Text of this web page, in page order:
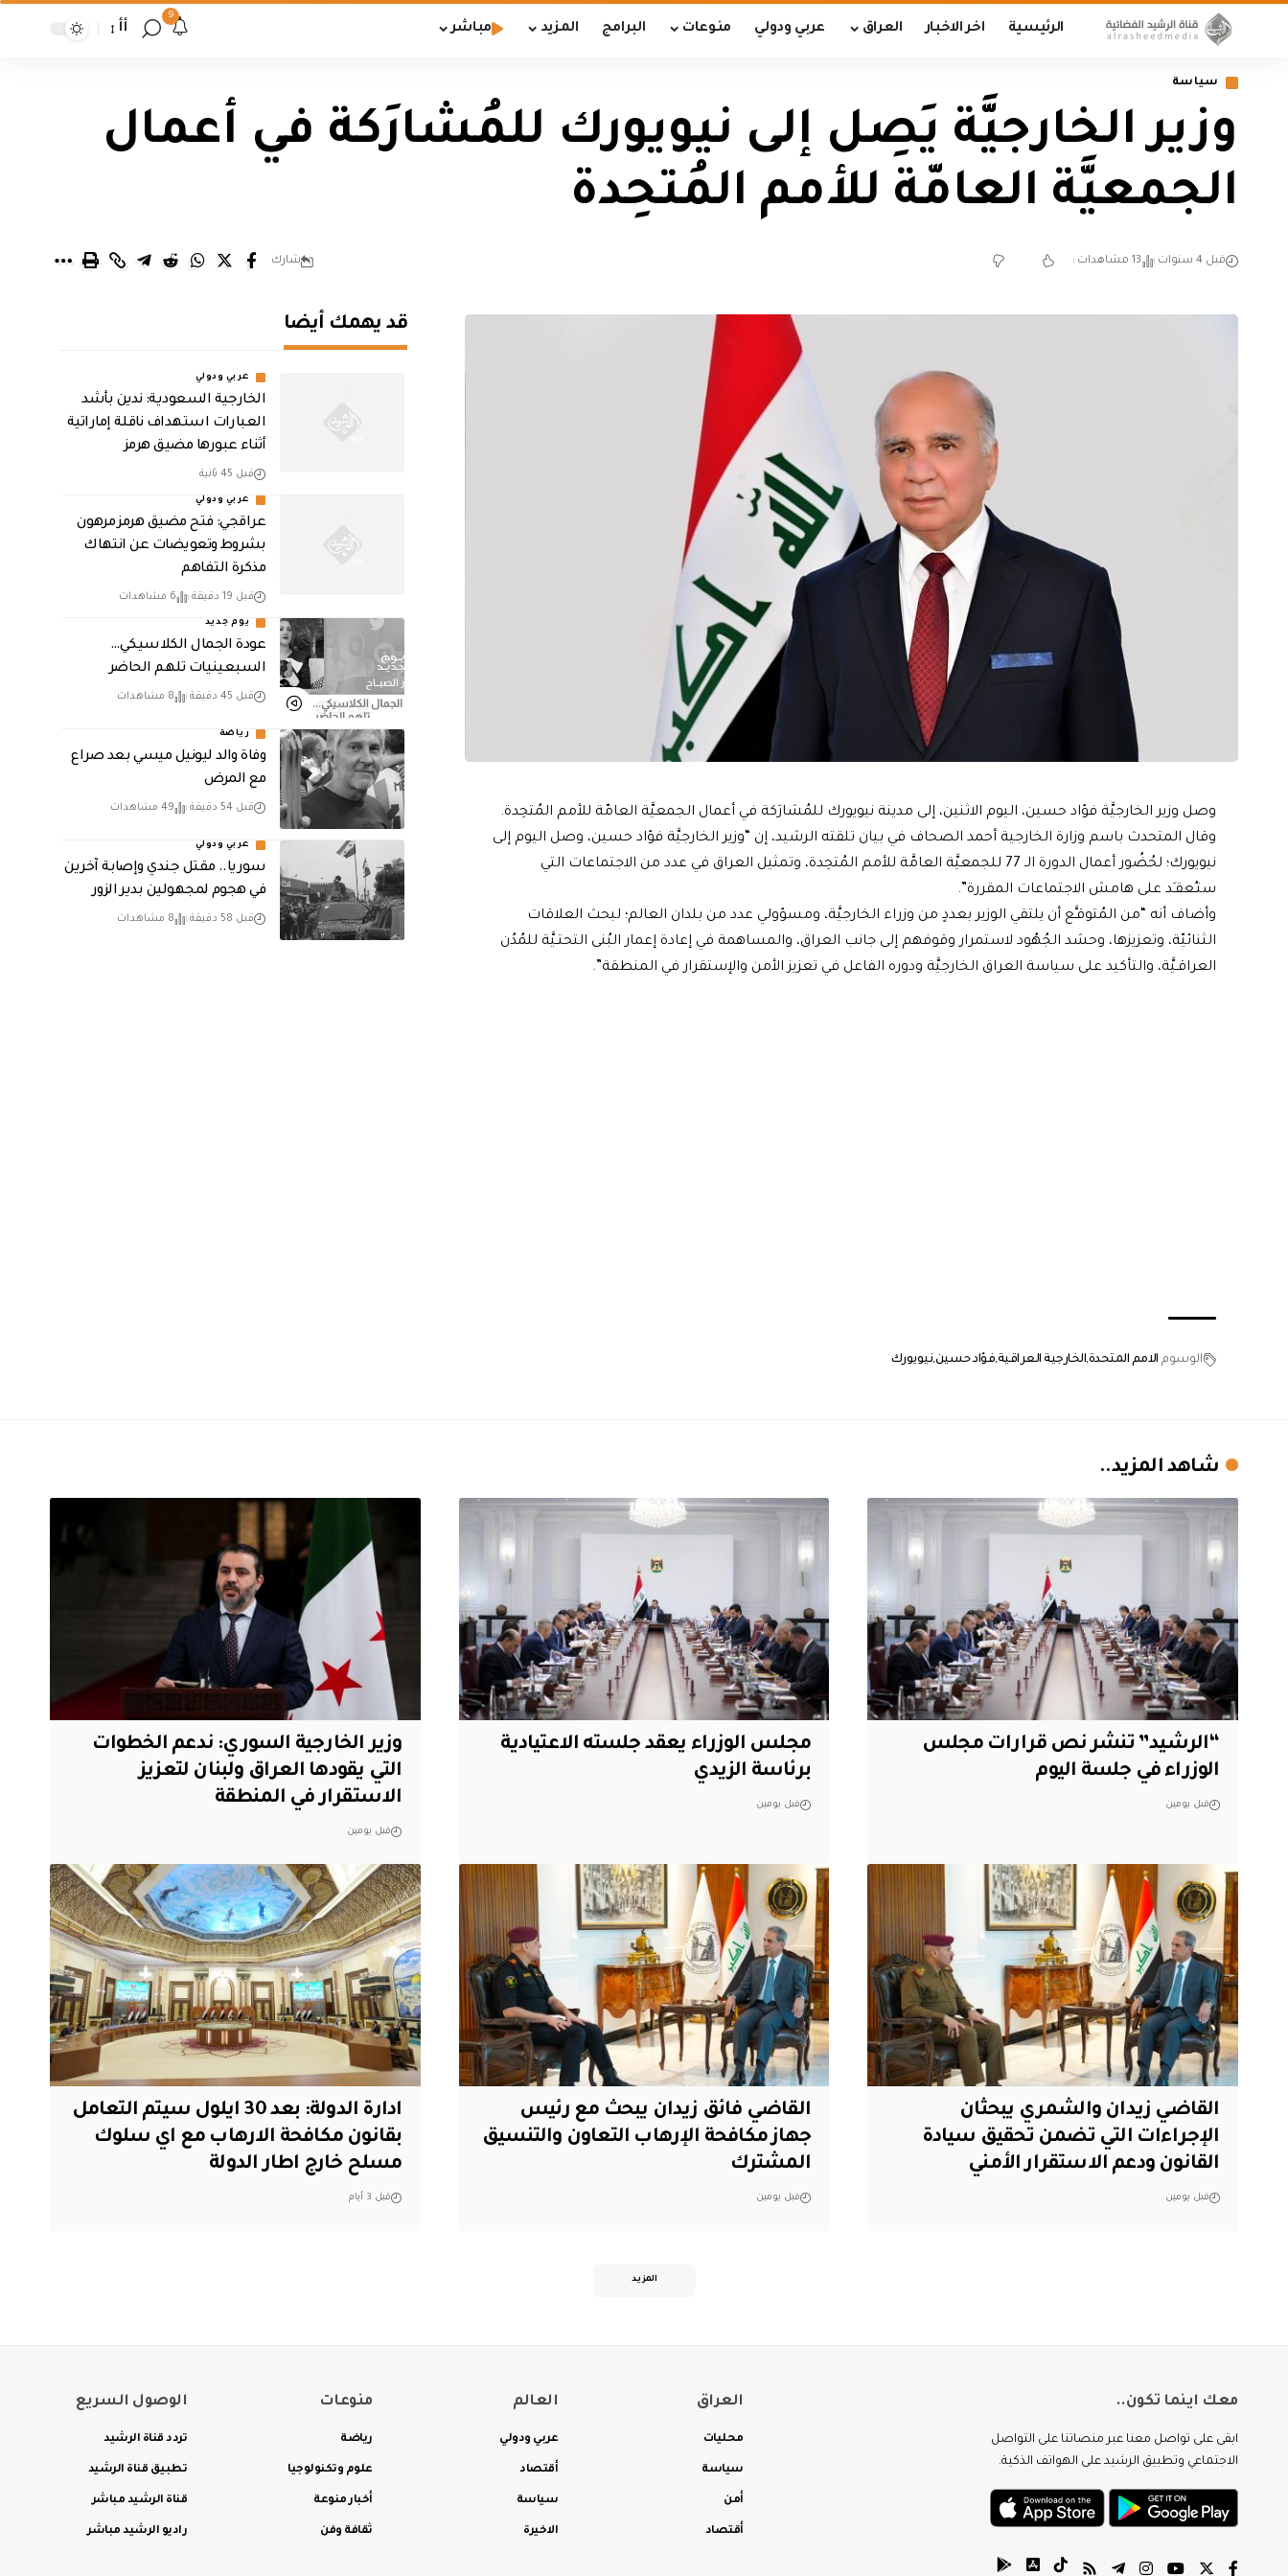
الرئيسية اخر الاخبار العراق عربي ودولي منوعات البرامج المزيد مباشر
9
أأ
سياسة
وزير الخارجيَّة يَصِل إلى نيويورك للمُشارَكة في أعمال
الجمعيَّة العامّة للأمم المُتحِدة
قبل 4 سنوات 13 مشاهدات شارك
وصل وزير الخارجيَّة فؤاد حسين، اليوم الاثنين، إلى مدينة نيويورك للمُشارَكة في أعمال الجمعيَّة العامّة للأمم المُتحِدة.
وقال المتحدث باسم وزارة الخارجية أحمد الصحاف في بيان تلقته الرشيد، إن “وزير الخارجيَّة فؤاد حسين، وصل اليوم إلى
نيويورك؛ لحُضُور أعمال الدورة الـ 77 للجمعيَّة العامَّة للأمم المُتحِدة، وتمثيل العراق في عدد من الاجتماعات التي
ستـُعقـَد على هامش الاجتماعات المقررة”.
وأضاف أنه “من المُتوقـَّع أن يلتقي الوزير بعددٍ من وزراء الخارجيَّة، ومسؤولي عدد من بلدان العالم؛ لبحث العلاقات
الثنائيّة، وتعزيزها، وحشد الجُهُود لاستمرار وقوفهم إلى جانب العراق، والمساهمة في إعادة إعمار البُنى التحتـيَّة للمُدُن
العراقـيَّة، والتأكيد على سياسة العراق الخارجيَّة ودوره الفاعل في تعزيز الأمن والإستقرار في المنطقة”.
الوسوم الامم المتحدة الخارجية العراقية فؤاد حسين نيويورك
قد يهمك أيضا
عربي ودولي
‏الخارجية السعودية: ندين بأشد
العبارات استهداف ناقلة إماراتية
أثناء عبورها مضيق هرمز
قبل 45 ثانية
عربي ودولي
عراقجي: فتح مضيق هرمز مرهون
بشروط وتعويضات عن انتهاك
مذكرة التفاهم
قبل 19 دقيقة 6 مشاهدات
يوم جديد
عودة الجمال الكلاسيكي…
السبعينيات تلهم الحاضر
قبل 45 دقيقة 8 مشاهدات
رياضة
وفاة والد ليونيل ميسي بعد صراع
مع المرض
قبل 54 دقيقة 49 مشاهدات
عربي ودولي
سوريا.. مقتل جندي وإصابة آخرين
في هجوم لمجهولين بدير الزور
قبل 58 دقيقة 8 مشاهدات
شاهد المزيد..
“الرشيد” تنشر نص قرارات مجلس
الوزراء في جلسة اليوم
قبل يومين
مجلس الوزراء يعقد جلسته الاعتيادية
برئاسة الزيدي
قبل يومين
وزير الخارجية السوري: ندعم الخطوات
التي يقودها العراق ولبنان لتعزيز
الاستقرار في المنطقة
قبل يومين
القاضي زيدان والشمري يبحثان
الإجراءات التي تضمن تحقيق سيادة
القانون ودعم الاستقرار الأمني
قبل يومين
القاضي فائق زيدان يبحث مع رئيس
جهاز مكافحة الإرهاب التعاون والتنسيق
المشترك
قبل يومين
ادارة الدولة: بعد 30 ايلول سيتم التعامل
بقانون مكافحة الارهاب مع اي سلوك
مسلح خارج اطار الدولة
قبل 3 أيام
المزيد
معك اينما تكون..
ابقى على تواصل معنا عبر منصاتنا على التواصل
الاجتماعي وتطبيق الرشيد على الهواتف الذكية.
العراق
محليات
سياسة
أمن
أقتصاد
العالم
عربي ودولي
أقتصاد
سياسة
الاخيرة
منوعات
رياضة
علوم وتكنولوجيا
أخبار منوعة
ثقافة وفن
الوصول السريع
تردد قناة الرشيد
تطبيق قناة الرشيد
قناة الرشيد مباشر
راديو الرشيد مباشر